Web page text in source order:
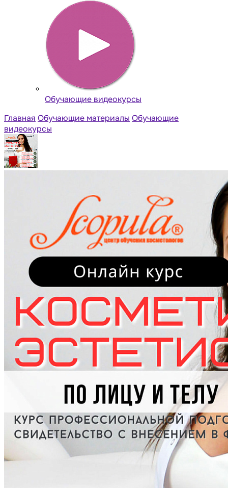
Обучающие видеокурсы
Главная Обучающие материалы Обучающие
видеокурсы